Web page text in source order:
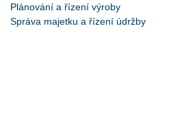
Plánování a řízení výroby
Správa majetku a řízení údržby